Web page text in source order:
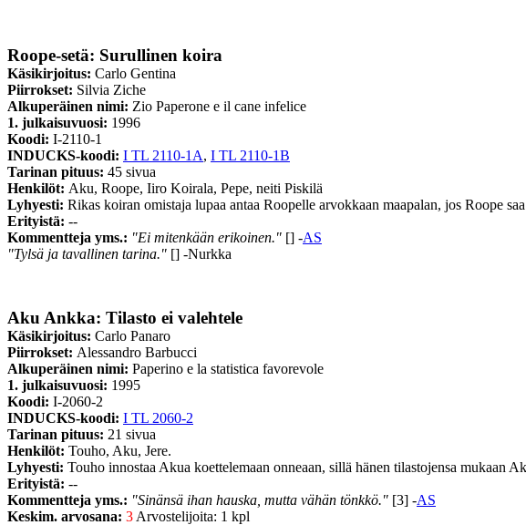
Roope-setä: Surullinen koira
Käsikirjoitus: Carlo Gentina
Piirrokset: Silvia Ziche
Alkuperäinen nimi: Zio Paperone e il cane infelice
1. julkaisuvuosi: 1996
Koodi: I-2110-1
INDUCKS-koodi: I TL 2110-1A, I TL 2110-1B
Tarinan pituus: 45 sivua
Henkilöt: Aku, Roope, Iiro Koirala, Pepe, neiti Piskilä
Lyhyesti: Rikas koiran omistaja lupaa antaa Roopelle arvokkaan maapalan, jos Roope
Erityistä: --
Kommentteja yms.: "Ei mitenkään erikoinen." [] -AS
"Tylsä ja tavallinen tarina." [] -Nurkka
Aku Ankka: Tilasto ei valehtele
Käsikirjoitus: Carlo Panaro
Piirrokset: Alessandro Barbucci
Alkuperäinen nimi: Paperino e la statistica favorevole
1. julkaisuvuosi: 1995
Koodi: I-2060-2
INDUCKS-koodi: I TL 2060-2
Tarinan pituus: 21 sivua
Henkilöt: Touho, Aku, Jere.
Lyhyesti: Touho innostaa Akua koettelemaan onneaan, sillä hänen tilastojensa
Erityistä: --
Kommentteja yms.: "Sinänsä ihan hauska, mutta vähän tönkkö." [3] -AS
Keskim. arvosana: 3 Arvostelijoita: 1 kpl